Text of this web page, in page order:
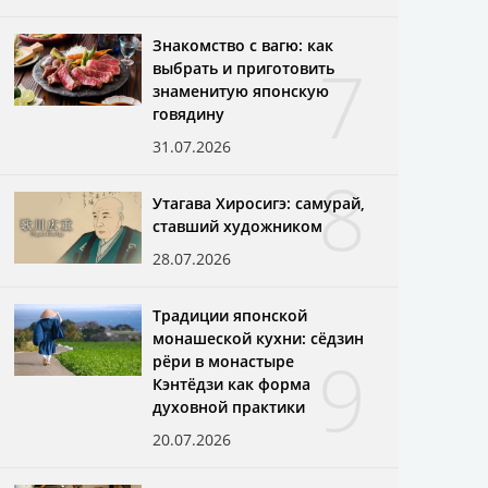
7
Знакомство с вагю: как
выбрать и приготовить
знаменитую японскую
говядину
31.07.2026
8
Утагава Хиросигэ: самурай,
ставший художником
28.07.2026
Традиции японской
монашеской кухни: сёдзин
рёри в монастыре
Кэнтёдзи как форма
духовной практики
20.07.2026